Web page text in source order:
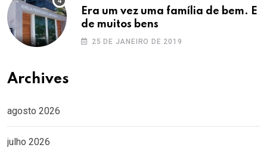
Era um vez uma família de bem. E
de muitos bens
25 DE JANEIRO DE 2019
Archives
agosto 2026
julho 2026